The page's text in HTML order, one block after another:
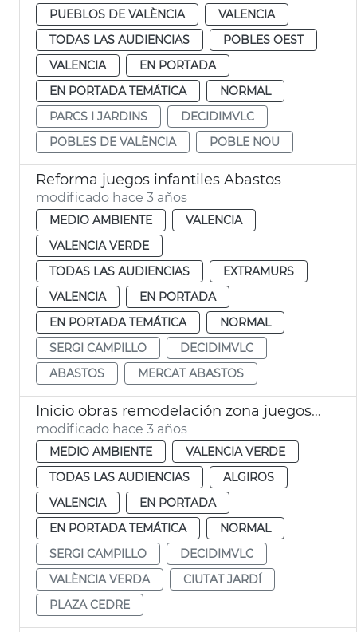
PUEBLOS DE VALÈNCIA
VALENCIA
TODAS LAS AUDIENCIAS
POBLES OEST
VALENCIA
EN PORTADA
EN PORTADA TEMÁTICA
NORMAL
PARCS I JARDINS
DECIDIMVLC
POBLES DE VALÈNCIA
POBLE NOU
Reforma juegos infantiles Abastos
modificado hace 3 años
MEDIO AMBIENTE
VALENCIA
VALENCIA VERDE
TODAS LAS AUDIENCIAS
EXTRAMURS
VALENCIA
EN PORTADA
EN PORTADA TEMÁTICA
NORMAL
SERGI CAMPILLO
DECIDIMVLC
ABASTOS
MERCAT ABASTOS
Inicio obras remodelación zona juegos plaza Cedre
modificado hace 3 años
MEDIO AMBIENTE
VALENCIA VERDE
TODAS LAS AUDIENCIAS
ALGIROS
VALENCIA
EN PORTADA
EN PORTADA TEMÁTICA
NORMAL
SERGI CAMPILLO
DECIDIMVLC
VALÈNCIA VERDA
CIUTAT JARDÍ
PLAZA CEDRE